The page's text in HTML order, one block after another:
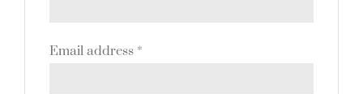
Email address *